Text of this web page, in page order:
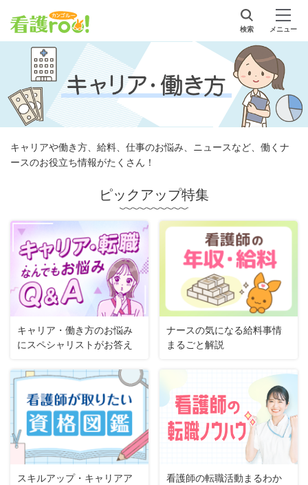
検索 メニュー
キャリアや働き方、給料、仕事のお悩み、ニュースなど、働くナ
ースのお役立ち情報がたくさん！
ピックアップ特集
キャリア・働き方のお悩み
にスペシャリストがお答え
ナースの気になる給料事情
まるごと解説
スキルアップ・キャリアア
看護師の転職活動まるわか